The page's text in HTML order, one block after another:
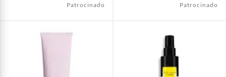
Patrocinado Patrocinado